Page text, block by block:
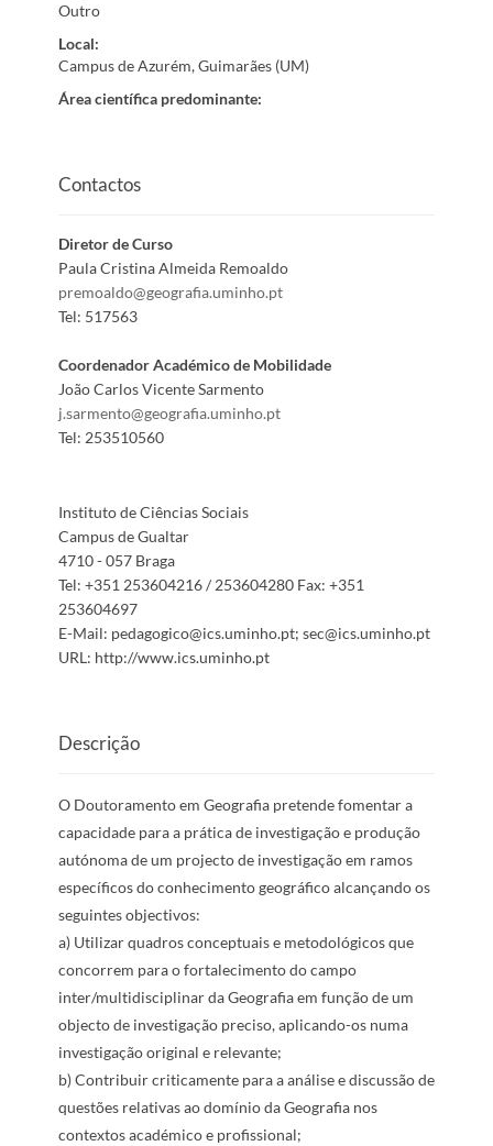
Outro
Local:
Campus de Azurém, Guimarães (UM)
Área científica predominante:
Contactos
Diretor de Curso
Paula Cristina Almeida Remoaldo
premoaldo@geografia.uminho.pt
Tel: 517563
Coordenador Académico de Mobilidade
João Carlos Vicente Sarmento
j.sarmento@geografia.uminho.pt
Tel: 253510560
Instituto de Ciências Sociais
Campus de Gualtar
4710 - 057 Braga
Tel: +351 253604216 / 253604280 Fax: +351
253604697
E-Mail: pedagogico@ics.uminho.pt; sec@ics.uminho.pt
URL: http://www.ics.uminho.pt
Descrição
O Doutoramento em Geografia pretende fomentar a
capacidade para a prática de investigação e produção
autónoma de um projecto de investigação em ramos
específicos do conhecimento geográfico alcançando os
seguintes objectivos:
a) Utilizar quadros conceptuais e metodológicos que
concorrem para o fortalecimento do campo
inter/multidisciplinar da Geografia em função de um
objecto de investigação preciso, aplicando-os numa
investigação original e relevante;
b) Contribuir criticamente para a análise e discussão de
questões relativas ao domínio da Geografia nos
contextos académico e profissional;